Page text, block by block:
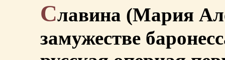
Славина (Мария
замужестве